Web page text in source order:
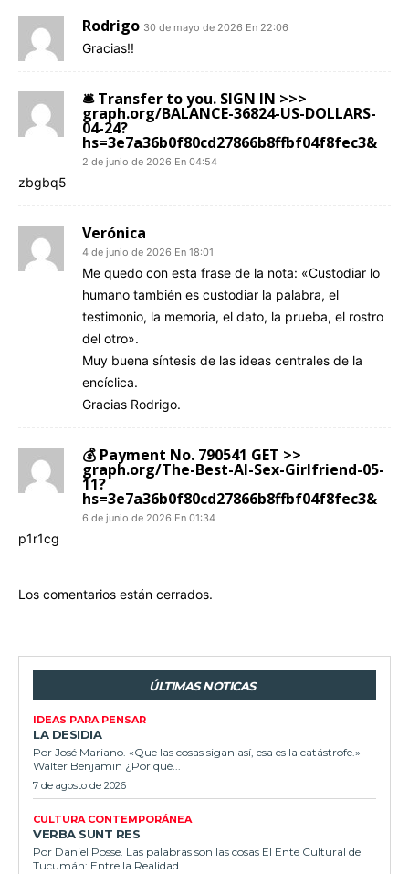
Rodrigo 30 de mayo de 2026 En 22:06
Gracias!!
🛎 Transfer to you. SIGN IN >>>
graph.org/BALANCE-36824-US-DOLLARS-
04-24?
hs=3e7a36b0f80cd27866b8ffbf04f8fec3&
2 de junio de 2026 En 04:54
zbgbq5
Verónica
4 de junio de 2026 En 18:01
Me quedo con esta frase de la nota: «Custodiar lo
humano también es custodiar la palabra, el
testimonio, la memoria, el dato, la prueba, el rostro
del otro».
Muy buena síntesis de las ideas centrales de la
encíclica.
Gracias Rodrigo.
💰 Payment No. 790541 GET >>
graph.org/The-Best-AI-Sex-Girlfriend-05-
11?
hs=3e7a36b0f80cd27866b8ffbf04f8fec3&
6 de junio de 2026 En 01:34
p1r1cg
Los comentarios están cerrados.
ÚLTIMAS NOTICAS
IDEAS PARA PENSAR
LA DESIDIA
Por José Mariano. «Que las cosas sigan así, esa es la catástrofe.» —
Walter Benjamin ¿Por qué...
7 de agosto de 2026
CULTURA CONTEMPORÁNEA
VERBA SUNT RES
Por Daniel Posse. Las palabras son las cosas El Ente Cultural de
Tucumán: Entre la Realidad...